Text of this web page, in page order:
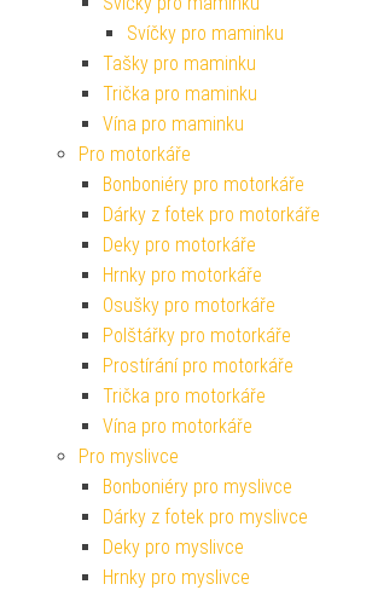
Svíčky pro maminku
Tašky pro maminku
Trička pro maminku
Vína pro maminku
Pro motorkáře
Bonboniéry pro motorkáře
Dárky z fotek pro motorkáře
Deky pro motorkáře
Hrnky pro motorkáře
Osušky pro motorkáře
Polštářky pro motorkáře
Prostírání pro motorkáře
Trička pro motorkáře
Vína pro motorkáře
Pro myslivce
Bonboniéry pro myslivce
Dárky z fotek pro myslivce
Deky pro myslivce
Hrnky pro myslivce